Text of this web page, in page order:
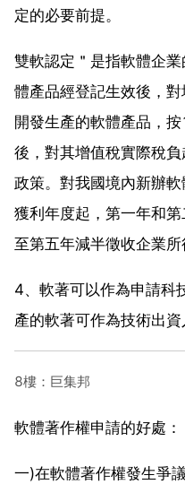
定的必要前提。
雙軟認定＂是指軟體企
體產品經登記生效後，
開發生產的軟體產品，
後，對其增值稅實際稅
政策。對我國境內新辦
獲利年度起，第一年和
至第五年減半徵收企業所
4、軟著可以作為申請科
產的軟著可作為技術出資
8樓：巨集邦
軟體著作權申請的好處：
一)在軟體著作權發生爭